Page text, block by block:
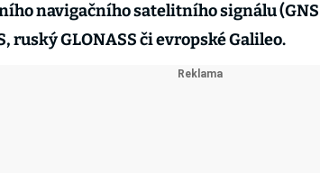
navigačního satelitního signálu
ruský GLONASS či evropské Galileo.